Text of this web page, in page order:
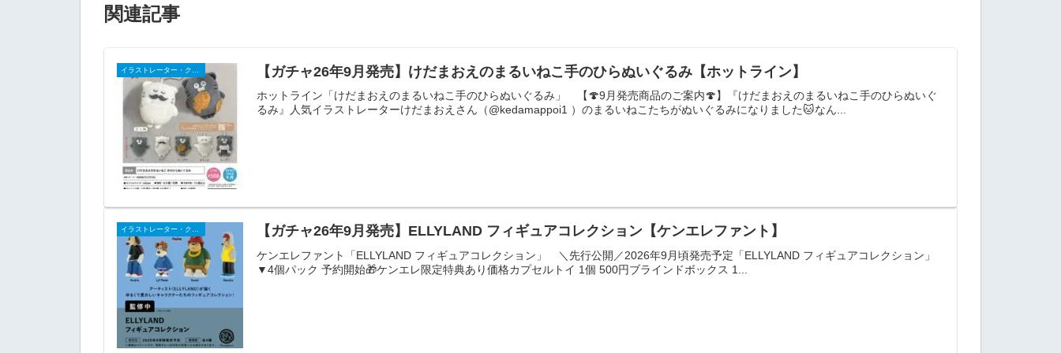
関連記事
【ガチャ26年9月発売】けだまおえのまるいねこ手のひらぬいぐるみ【ホットライン】
ホットライン「けだまおえのまるいねこ手のひらぬいぐるみ」 【🍄9月発売商品のご案内🍄】『けだまおえのまるいねこ手のひらぬいぐ
るみ』人気イラストレーターけだまおえさん（@kedamappoi1 ）のまるいねこたちがぬいぐるみになりました🐱なん...
イラストレーター・クリエイター 【ガチャ26年9月発売】ELLYLAND フィギュアコレクション【ケンエレファント】
ケンエレファント「ELLYLAND フィギュアコレクション」 ＼先行公開／2026年9月頃発売予定「ELLYLAND フィギュアコレクション」
▼4個パック 予約開始🎁ケンエレ限定特典あり価格カプセルトイ 1個 500円ブラインドボックス 1...